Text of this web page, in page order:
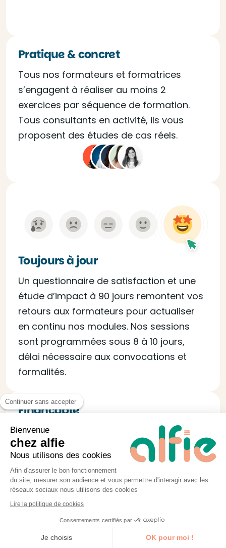
Pratique & concret
Tous nos formateurs et formatrices
s’engagent à réaliser au moins 2
exercices par séquence de formation.
Tous consultants en activité, ils vous
proposent des études de cas réels.
Toujours à jour
Un questionnaire de satisfaction et une
étude d’impact à 90 jours remontent vos
retours aux formateurs pour actualiser
en continu nos modules. Nos sessions
sont programmées sous 8 à 10 jours,
délai nécessaire aux convocations et
formalités.
Finançable
Certifié QUALIOPI, alfie vous permet de
faire financer votre formation jusqu’à
100% via les OPCO et vous fournit tous les
documents nécessaires à la demande.
Continuer sans accepter
Bienvenue
chez alfie
Nous utilisons des cookies
Afin d'assurer le bon fonctionnement
du site, mesurer son audience et vous permettre d'interagir avec les
réseaux sociaux nous utilisons des cookies
Lire la politique de cookies
Consentements certifiés par
Je choisis OK pour moi !